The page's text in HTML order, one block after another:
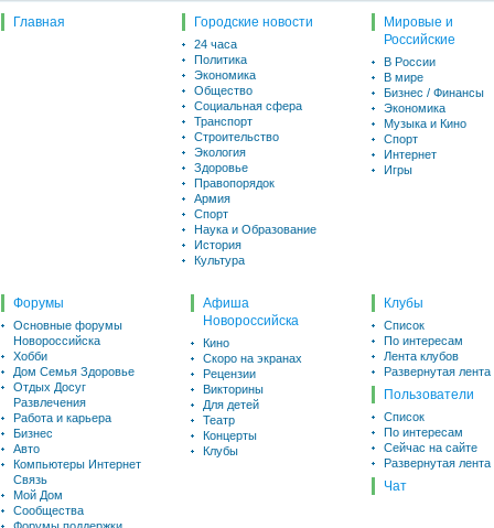
Главная Городские новости
24 часа
Политика
Экономика
Общество
Социальная сфера
Транспорт
Строительство
Экология
Здоровье
Правопорядок
Армия
Спорт
Наука и Образование
История
Культура
Мировые и
Российские
В России
В мире
Бизнес / Финансы
Экономика
Музыка и Кино
Спорт
Интернет
Игры
Форумы
Основные форумы
Новороссийска
Хобби
Дом Семья Здоровье
Отдых Досуг
Развлечения
Работа и карьера
Бизнес
Авто
Компьютеры Интернет
Связь
Мой Дом
Сообщества
Афиша
Новороссийска
Кино
Скоро на экранах
Рецензии
Викторины
Для детей
Театр
Концерты
Клубы
Клубы
Список
По интересам
Лента клубов
Развернутая лента
Пользователи
Список
По интересам
Сейчас на сайте
Развернутая лента
Чат